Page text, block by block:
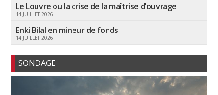
Le Louvre ou la crise de la maîtrise d’ouvrage
14 JUILLET 2026
Enki Bilal en mineur de fonds
14 JUILLET 2026
SONDAGE